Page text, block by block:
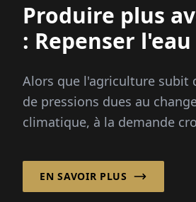
Produire plus
: Repenser
Alors que l'agriculture subit
de pressions dues au
climatique, à la demande
efficace de l'eau devient un
pour l'avenir de la
EN SAVOIR PLUS